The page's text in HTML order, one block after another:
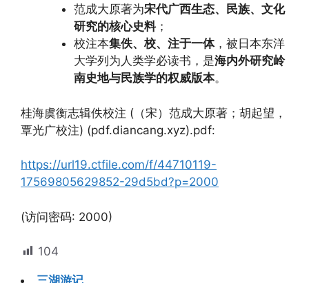
范成大原著为宋代广西生态、民族、文化
研究的核心史料；
校注本集佚、校、注于一体，被日本东洋
大学列为人类学必读书，是海内外研究岭
南史地与民族学的权威版本。
桂海虞衡志辑佚校注 (（宋）范成大原著；胡起望，
覃光广校注) (pdf.diancang.xyz).pdf:
https://url19.ctfile.com/f/44710119-
17569805629852-29d5bd?p=2000
(访问密码: 2000)
104